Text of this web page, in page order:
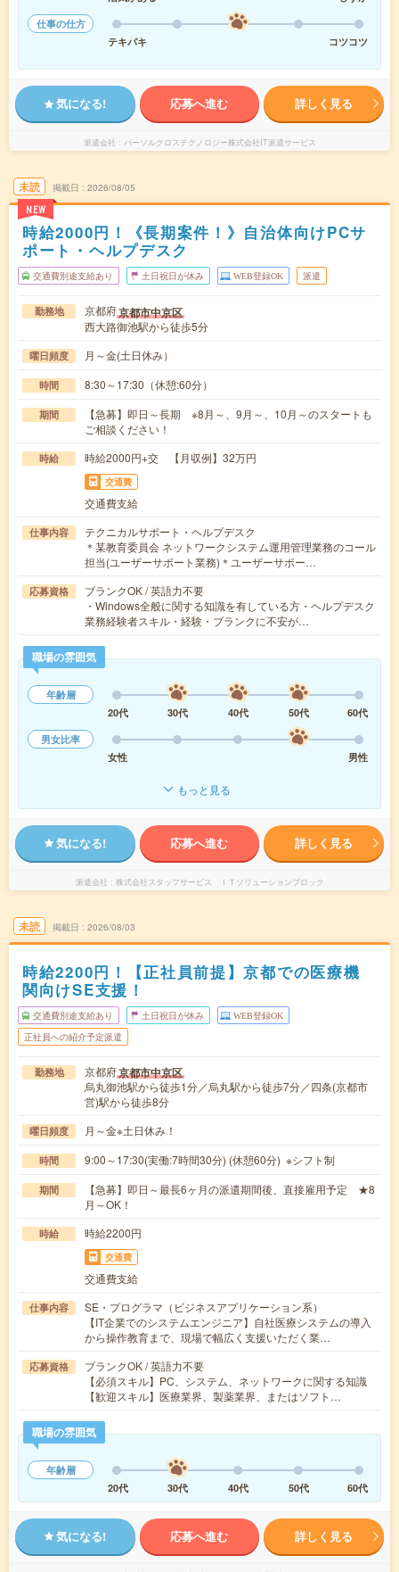
仕事の仕方
テキパキ
コツコツ
気になる! 応募へ進む 詳しく見る
派遣会社 パーソルクロステクノロジー株式会社IT派遣サービス
未読
NEW
掲載日 2026/08/05
時給2000円！《長期案件！》自治体向けPCサ
ポート・ヘルプデスク
交通費別途支給あり 土日祝日が休み WEB登録OK 派遣
勤務地 京都府京都市中京区
西大路御池駅から徒歩5分
曜日頻度 月～金(土日休み）
時間 8:30～17:30（休憩:60分）
期間
【急募】即日～長期 ※8月～、9月～、10月～のスタートも
ご相談ください！
時給 時給2000円+交 【月収例】32万円
交通費
交通費支給
仕事内容
テクニカルサポート・ヘルプデスク
＊某教育委員会 ネットワークシステム運用管理業務のコール
担当(ユーザーサポート業務)＊ユーザーサポー…
応募資格
ブランクOK / 英語力不要
・Windows全般に関する知識を有している方・ヘルプデスク
業務経験者スキル・経験・ブランクに不安が…
職場の雰囲気
年齢層
20代
30代 40代 50代
60代
男女比率
女性
男性
もっと見る
気になる! 応募へ進む 詳しく見る
派遣会社 株式会社スタッフサービス ＩＴソリューションブロック
未読 掲載日 2026/08/03
時給2200円！【正社員前提】京都での医療機
関向けSE支援！
交通費別途支給あり 土日祝日が休み WEB登録OK
正社員への紹介予定派遣
勤務地 京都府京都市中京区
烏丸御池駅から徒歩1分／烏丸駅から徒歩7分／四条(京都市
営)駅から徒歩8分
曜日頻度 月～金※土日休み！
時間 9:00～17:30(実働:7時間30分) (休憩60分) ※シフト制
期間
【急募】即日～最長6ヶ月の派遣期間後、直接雇用予定 ★8
月～OK！
時給 時給2200円
交通費
交通費支給
仕事内容
SE・プログラマ（ビジネスアプリケーション系）
【IT企業でのシステムエンジニア】自社医療システムの導入
から操作教育まで、現場で幅広く支援いただく業…
応募資格
ブランクOK / 英語力不要
【必須スキル】PC、システム、ネットワークに関する知識
【歓迎スキル】医療業界、製薬業界、またはソフト…
職場の雰囲気
年齢層
20代
30代 40代 50代 60代
気になる! 応募へ進む 詳しく見る